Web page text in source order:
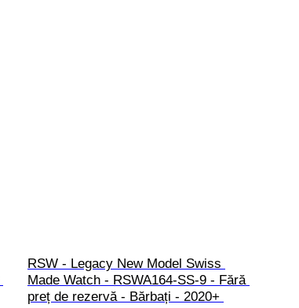
RSW - Legacy New Model Swiss
Made Watch - RSWA164-SS-9 - Fără
preț de rezervă - Bărbați - 2020+